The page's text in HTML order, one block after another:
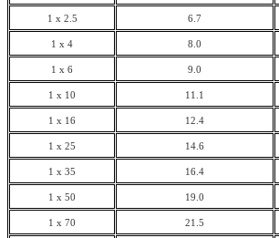
1 x 2.5 6.7
1 x 4 8.0
1 x 6 9.0
1 x 10 11.1
1 x 16 12.4
1 x 25 14.6
1 x 35 16.4
1 x 50 19.0
1 x 70 21.5